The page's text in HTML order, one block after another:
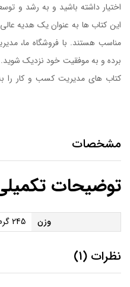
اختیار داشته باشید و به رشد و
این کتاب ها به عنوان یک هدیه
مناسب هستند. با فروشگاه ما،
برده و به موفقیت خود نزدیک
کتاب های مدیریت کسب و کار را
مشخصات
توضیحات
وزن 245 گرم
نظرات (1)